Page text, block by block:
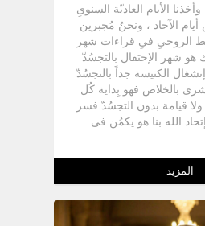
الأيام العاديّة السنوىِ
أيام الآحاد ، ونحنُ مُجبرين
الروحىِ فىِ قراءات شهر
شهر الإحتفال بالتجسُدّ
الكنيسة جداً بالتجسُدّ
بالخلاص فهو بِداية كُل
قيامة بدون التجسُدّ فسر
الله بنا هو يكمُن فى
طبيعتىِ فيها المسيح إتحد
نحنُ بنحتفل بالطبيعة
لنا الله لأنّ كُل ما هو
سماوىِ هو فىِ التجسُدّ هو
المزيد